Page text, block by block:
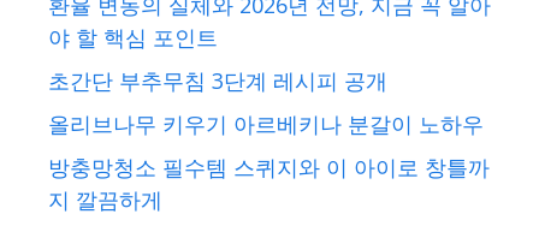
야 할 핵심 포인트
초간단 부추무침 3단계 레시피 공개
올리브나무 키우기 아르베키나 분갈이 노하우
방충망청소 필수템 스퀴지와 이 아이로 창틀까
지 깔끔하게